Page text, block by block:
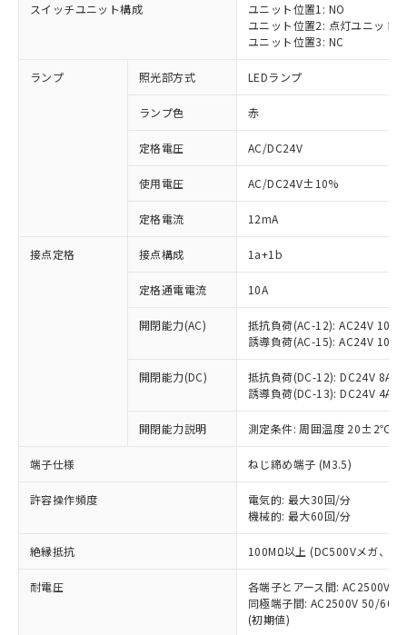
スイッチユニット構成
ユニット位置1: NO
ユニット位置2: 点灯ユニット
ユニット位置3: NC
ランプ 照光部方式 LEDランプ
ランプ色 赤
定格電圧 AC/DC24V
使用電圧 AC/DC24V±10%
定格電流 12mA
接点定格 接点構成 1a+1b
定格通電電流 10A
開閉能力(AC)
抵抗負荷(AC-12): AC24V 10A/
誘導負荷(AC-15): AC24V
開閉能力(DC)
抵抗負荷(DC-12): DC24V 8A/
誘導負荷(DC-13): DC24V 4A/
開閉能力説明 測定条件: 周囲温度 20±2℃、
端子仕様 ねじ締め端子 (M3.5)
許容操作頻度
電気的: 最大30回/分
機械的: 最大60回/分
絶縁抵抗 100MΩ以上 (DC500Vメガ、点
耐電圧
各端子とアース間: AC2500V
同極端子間: AC2500V 50/
(初期値)
ご利用条件
ご利用ください。
本サービスは、当社制御機器事業取扱
商品の当社在庫状況および標準価格
(税抜)を提供させていただくもので
当社制御機器事業取扱商品の中には、
本サービスの対象外となる商品もある
ことをご了承ください。
在庫状況および標準価格照会結果は、
対応済み：EU RoHS指令（10物質）の
非含有に対応した製品が提供可能な商品で
対応予定：EU RoHS指令（10物質）の非含
有に対応した製品に切り替える予定のある
対応予定なし：EU RoHS指令（10物質）の
非含有に非対応の商品で、対応品を出す予
定はありません。
調査・確認中：EU RoHS指令（10物質）の
非含有の対応状況を調査中または確認中の
害物質有無と関係のない商品です。
仕入先様の事情により、非含有部品として
いたものが、含有品と判明した場合などや
むを得ず変更することがあります。
※1 中国RoHS○×表
「○」：最大均質材料含有率が中国RoHSの
基準値以下であることを示します。
「×」：最大均質材料含有率が中国RoHSの
基準値を超えていることを示します。
「－」：未確認です。当社販売部門へお問
当社は、これら貴社製品のうち、外国
為替および外国貿易法に定める商品